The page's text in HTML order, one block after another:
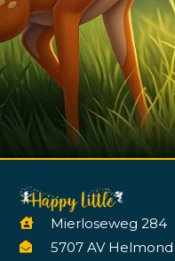
Mierloseweg 284
5707 AV Helmond